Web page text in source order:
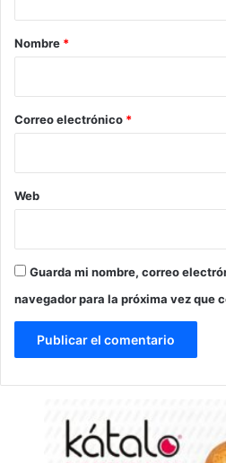
r
*
Nombre *
Correo electrónico *
Web
Guarda mi nombre, correo
navegador para la próxima vez que